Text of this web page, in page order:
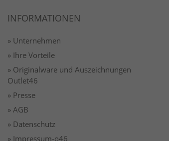
INFORMATIONEN
» Unternehmen
» Ihre Vorteile
» Originalware und Auszeichnungen
Outlet46
» Presse
» AGB
» Datenschutz
» Impressum-o46